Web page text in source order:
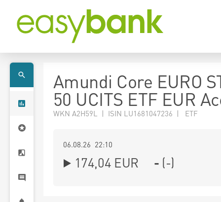
Amundi Core EURO
50 UCITS ETF EUR
WKN A2H59L | ISIN LU1681047236 | ETF
06.08.26 22:10
174,04 EUR - (-)